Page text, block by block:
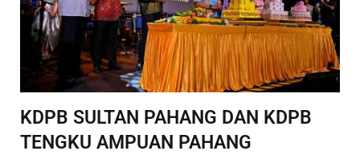
KDPB SULTAN PAHANG DAN KDPB
TENGKU AMPUAN PAHANG